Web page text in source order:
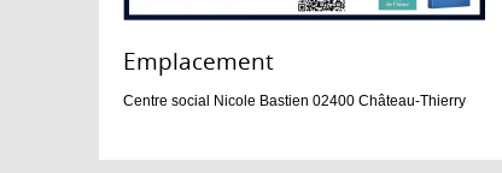
Emplacement :
Centre social Nicole Bastien 02400 Château-Thierry